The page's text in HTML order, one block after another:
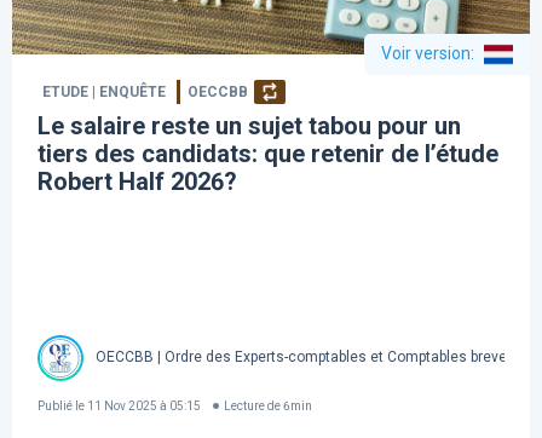
Voir version:
ETUDE | ENQUÊTE OECCBB
Le salaire reste un sujet tabou pour un
tiers des candidats: que retenir de l’étude
Robert Half 2026?
OECCBB | Ordre des Experts-comptables et Comptables brevetés
Publié le 11 Nov 2025 à 05:15 Lecture de 6min